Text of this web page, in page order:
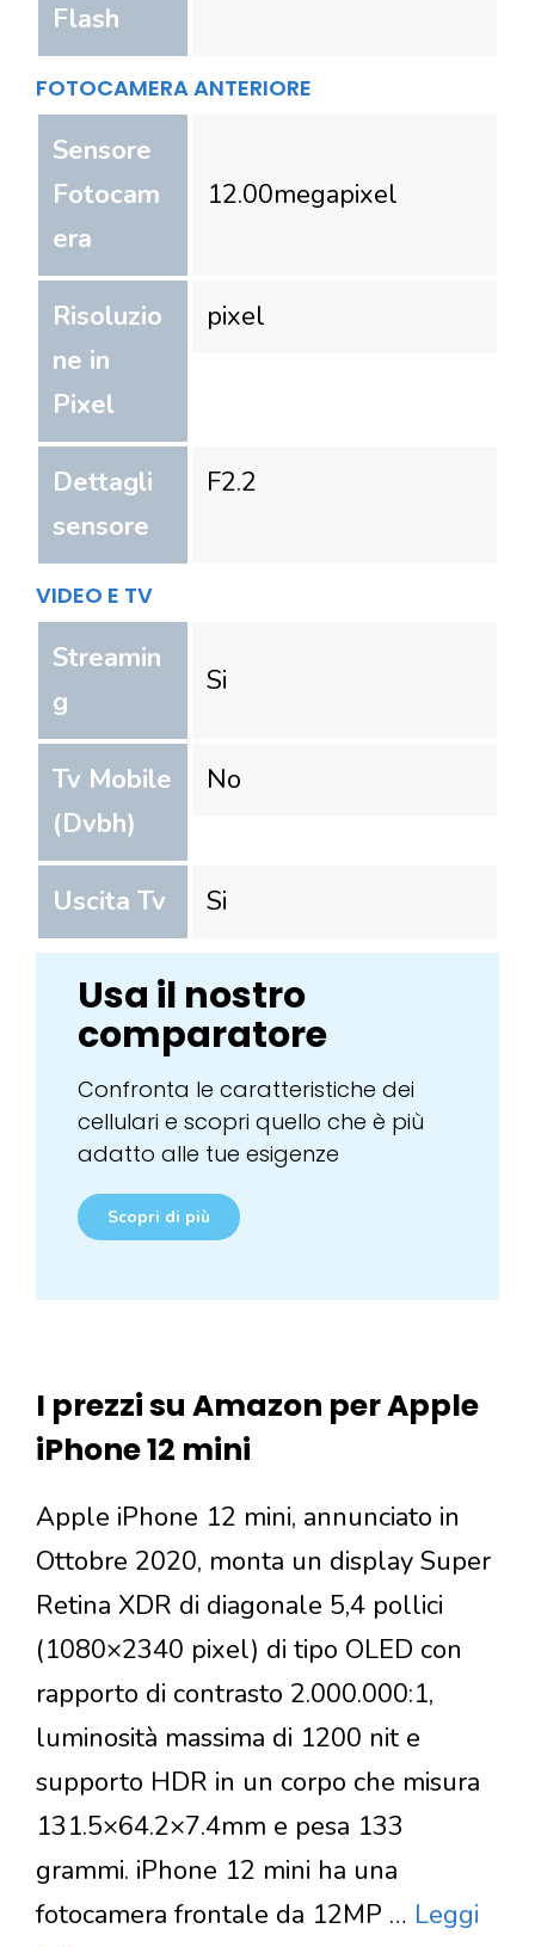
Flash
FOTOCAMERA ANTERIORE
Sensore
Fotocam
era
12.00megapixel
Risoluzio
ne in
Pixel
pixel
Dettagli
sensore
F2.2
VIDEO E TV
Streamin
g
Si
Tv Mobile
(Dvbh)
No
Uscita Tv Si
Usa il nostro
comparatore
Confronta le caratteristiche dei
cellulari e scopri quello che è più
adatto alle tue esigenze
Scopri di più
I prezzi su Amazon per Apple
iPhone 12 mini
Apple iPhone 12 mini, annunciato in
Ottobre 2020, monta un display Super
Retina XDR di diagonale 5,4 pollici
(1080×2340 pixel) di tipo OLED con
rapporto di contrasto 2.000.000:1,
luminosità massima di 1200 nit e
supporto HDR in un corpo che misura
131.5×64.2×7.4mm e pesa 133
grammi. iPhone 12 mini ha una
fotocamera frontale da 12MP … Leggi